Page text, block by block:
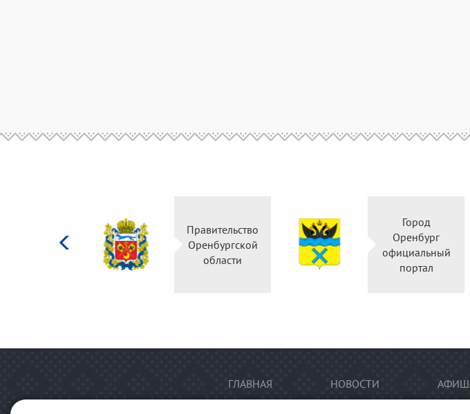
Правительство
Оренбургской
области
Город
Оренбург
официальный
портал
ГЛАВНАЯ НОВОСТИ